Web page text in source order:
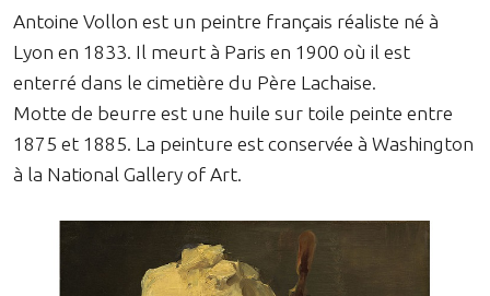
Antoine Vollon est un peintre français réaliste né à
Lyon en 1833. Il meurt à Paris en 1900 où il est
enterré dans le cimetière du Père Lachaise.
Motte de beurre est une huile sur toile peinte entre
1875 et 1885. La peinture est conservée à Washington
à la National Gallery of Art.